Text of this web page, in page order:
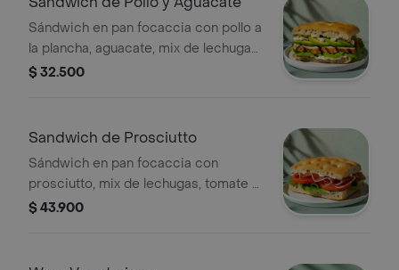
Sándwich en pan focaccia con pollo a
la plancha, aguacate, mix de lechugas
y mayonesa de ajo.
$ 32.500
Sandwich de Prosciutto
Sándwich en pan focaccia con
prosciutto, mix de lechugas, tomate y
mayonesa de ajo.
$ 43.900